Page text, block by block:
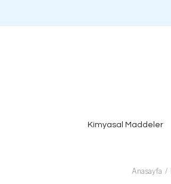
Kimyasal Maddeler
Anasayfa